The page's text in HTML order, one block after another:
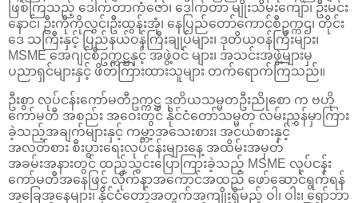
ဖြစ်ကြသည့် ဒေါက်တာကံဇော်၊ ဒေါက်တာ မျိုးသိမ်းကျော်၊ ဦးမင်း
နောင်၊ ဦးကိုကိုလွင်၊ဦးထွန်းအုံ၊ နေပြည်တော်ကောင်စီဥက္ကဌ၊ တိုင်း
ဒေ သကြီးနှင့် ပြည်နယ်ဝန်ကြီးချုပ်များ၊ ဒုတိယဝန်ကြီးများ၊
MSME အေဂျင်စီဥက္ကဋ္ဌနှင့် အဖွဲ့ဝင် များ၊ အသင်းအဖွဲ့များမှ
ပညာရှင်များနှင့် ဖိတ်ကြားထားသူများ တက်ရောက်ကြသည်။
ဦးစွာ လုပ်ငန်းကော်မတီဥက္ကဋ္ဌ ဒုတိယသမ္မတဦးညိုစော က ဗဟို
ကော်မတီ အစည်း အဝေးတွင် နိုင်ငံတော်သမ္မတ လမ်းညွှန်မှာကြား
ခဲ့သည့်အချက်များနှင့် ကမ္ဘာ့အသေးစား၊ အငယ်စားနှင့်
အလတ်စား စီးပွားရေးလုပ်ငန်းများနေ့ အထိမ်းအမှတ်
အခမ်းအနားတွင် ထည့်သွင်းပြောကြားခဲ့သည့် MSME လုပ်ငန်း
ကော်မတီအနေဖြင့် လိုက်နာအကောင်အထည် ဖော်ဆောင်ရွက်ရန်
အခြေအနေများ၊ နိုင်ငံတော်အတွက်အကျိုးရှိမည့် ဝါ၊ ဝါး၊ ရော်ဘာ